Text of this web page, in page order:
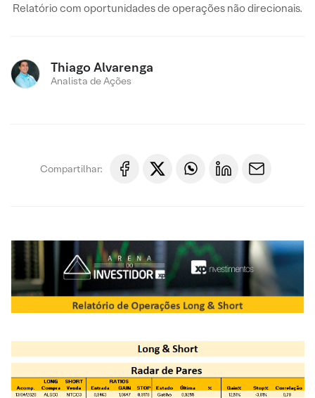
Relatório com oportunidades de operações não direcionais.
Thiago Alvarenga
Analista de Ações
Compartilhar: